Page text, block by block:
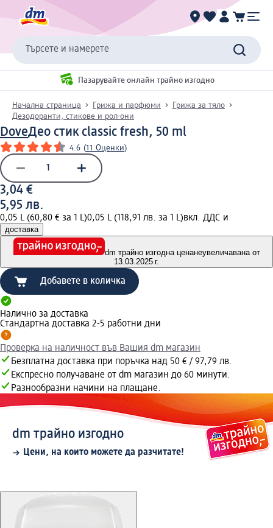
Търсете и намерете
Пазарувайте онлайн трайно изгодно
Начална страница Грижа и парфюми
Грижа за тяло
Дезодоранти, стикове и рол-они
DoveДео стик classic fresh, 50 ml
4.6 (11 Оценки)
3,04 €
5,95 лв.
0,05 L (60,80 € за 1 L)0,05 L (118,91 лв. за 1 L)вкл. ДДС и
доставка
dm трайно изгодна ценанеувеличавана от
13.03.2025 г.
Добавете в количка
Налично за доставка
Стандартна доставка 2-5 работни дни
Проверка на наличност във Вашия dm магазин
Безплатна доставка при поръчка над 50 € / 97,79 лв.
Експресно получаване от dm магазин до 60 минути.
Разнообразни начини на плащане.
dm трайно изгодно
Цени, на които можете да разчитате!